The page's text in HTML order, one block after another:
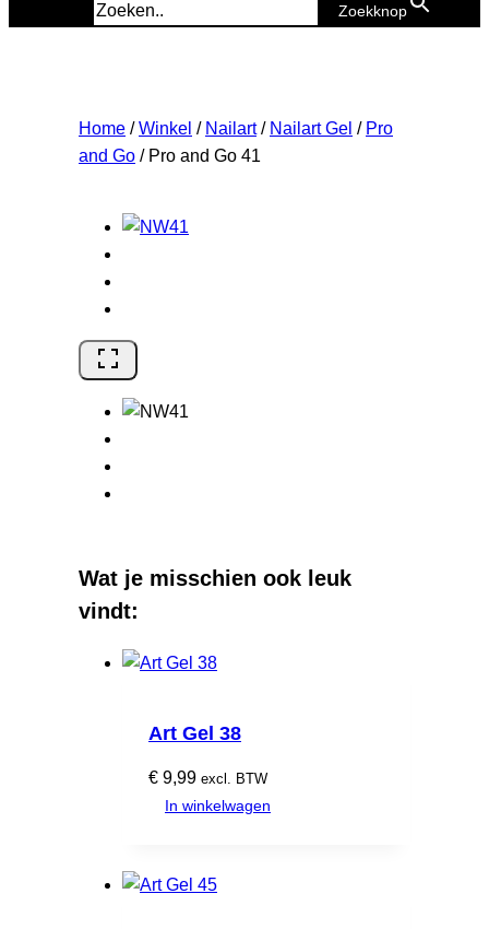
Zoekknop
Home / Winkel / Nailart / Nailart Gel / Pro
and Go / Pro and Go 41
Wat je misschien ook leuk
vindt:
Art Gel 38
€ 9,99 excl. BTW
In winkelwagen